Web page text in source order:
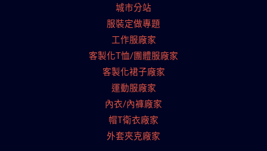
城市分站
服裝定做專題
工作服廠家
客製化T恤/團體服廠家
客製化裙子廠家
運動服廠家
內衣/內褲廠家
帽T衛衣廠家
外套夾克廠家